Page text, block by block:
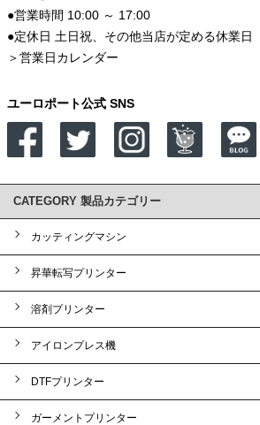
●営業時間 10:00 ～ 17:00
●定休日 土日祝、その他当店が定める休業日
＞営業日カレンダー
ユーロポート公式 SNS
CATEGORY 製品カテゴリー
カッティングマシン
昇華転写プリンター
溶剤プリンター
アイロンプレス機
DTFプリンター
ガーメントプリンター